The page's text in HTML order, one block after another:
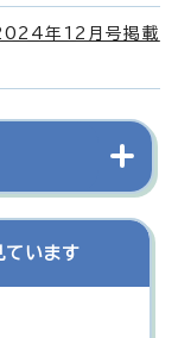
年12月号掲載
ています